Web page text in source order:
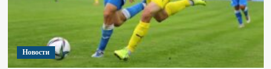
Новости